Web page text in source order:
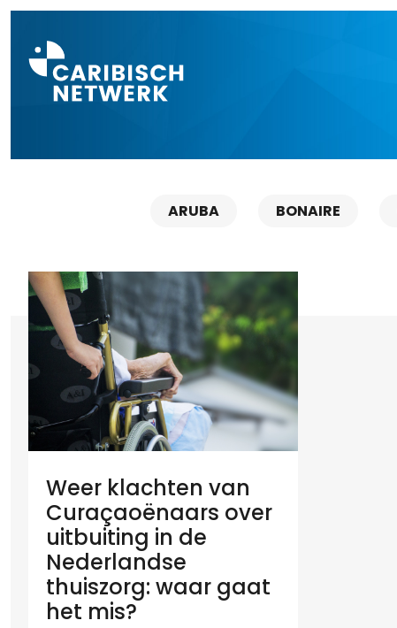
ARUBA BONAIRE
Weer klachten van
Curaçaoënaars over
uitbuiting in de
Nederlandse
thuiszorg: waar gaat
het mis?